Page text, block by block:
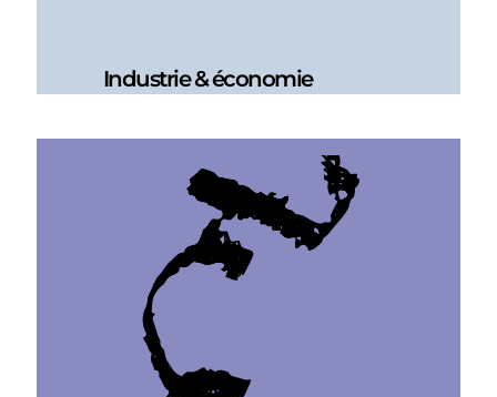
Industrie & économie